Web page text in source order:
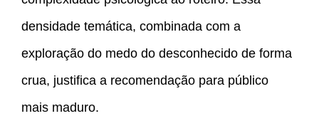
densidade temática, combinada com a
exploração do medo do desconhecido de forma
crua, justifica a recomendação para público
mais maduro.